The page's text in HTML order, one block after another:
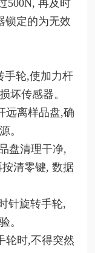
500N, 再及时
锁定的为无效
手轮,使加力杆
坏传感器。
远离样品盘,确
。
盘清理干净,
清零键, 数据
针旋转手轮,
。
轮时,不得突然